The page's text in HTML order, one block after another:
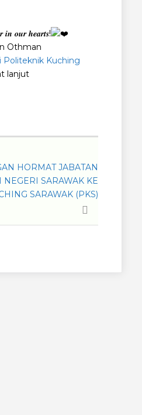
𝒊𝒏 𝒐𝒖𝒓 𝒉𝒆𝒂𝒓𝒕𝒔!
Othman
Politeknik Kuching
lanjut
HORMAT JABATAN
NEGERI SARAWAK KE
SARAWAK (PKS)